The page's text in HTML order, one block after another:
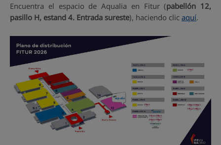
Encuentra el espacio de Aqualia en Fitur (pabellón 12,
pasillo H, estand 4. Entrada sureste), haciendo clic aquí.